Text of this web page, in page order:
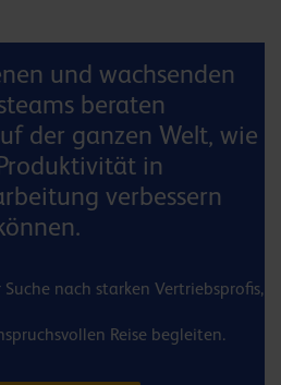
und wachsenden
beraten
der ganzen Welt, wie
in
verbessern
nach starken Vertriebsprofis,
Reise begleiten.